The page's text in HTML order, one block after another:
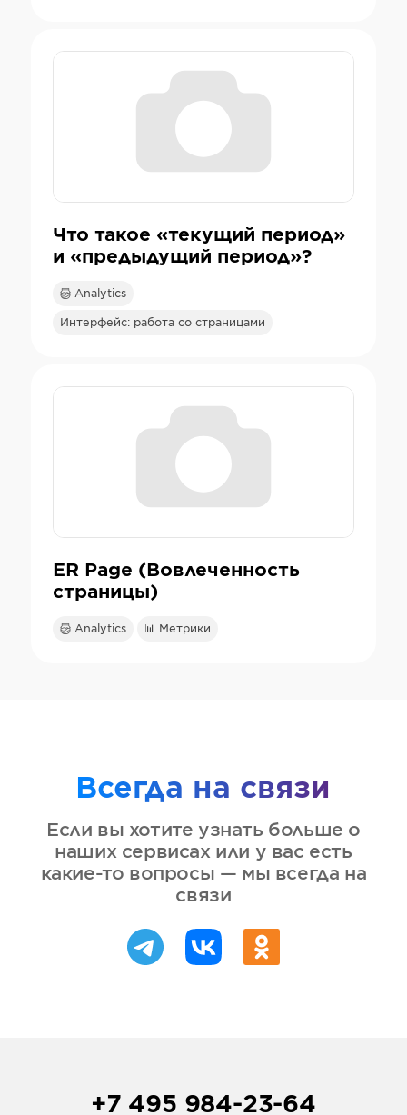
Что такое «текущий период»
и «предыдущий период»?
Analytics
Интерфейс: работа со страницами
ER Page (Вовлеченность
страницы)
Analytics 📊 Метрики
Всегда на связи
Если вы хотите узнать больше о
наших сервисах или у вас есть
какие-то вопросы — мы всегда на
связи
+7 495 984-23-64